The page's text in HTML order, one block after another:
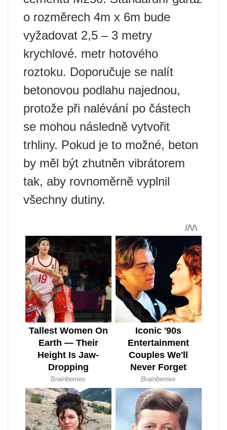
o rozměrech 4m x 6m bude
vyžadovat 2,5 – 3 metry
krychlové. metr hotového
roztoku. Doporučuje se nalít
betonovou podlahu najednou,
protože při nalévání po částech
se mohou následně vytvořit
trhliny. Pokud je to možné, beton
by měl být zhutněn vibrátorem
tak, aby rovnoměrně vyplnil
všechny dutiny.